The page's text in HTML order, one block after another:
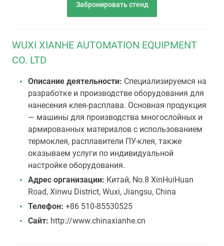
Забронировать стенд
WUXI XIANHE AUTOMATION EQUIPMENT
CO. LTD
Описание деятельности: Специализируемся на
разработке и производстве оборудования для
нанесения клея-расплава. Основная продукция
— машины для производства многослойных и
армированных материалов с использованием
термоклея, расплавители ПУ-клея, также
оказываем услуги по индивидуальной
настройке оборудования.
Адрес организации: Китай, No.8 XinHuiHuan
Road, Xinwu District, Wuxi, Jiangsu, China
Телефон: +86 510-85530525
Сайт: http://www.chinaxianhe.cn